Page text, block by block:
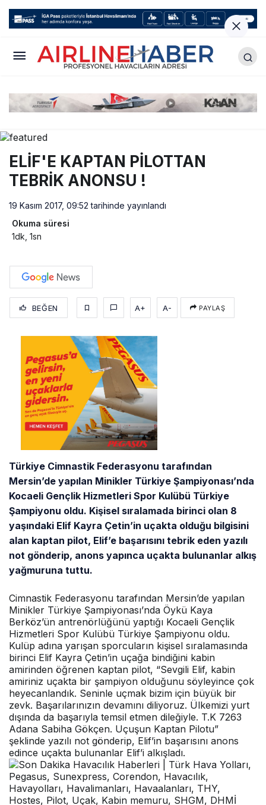
ELİF'E KAPTAN PİLOTTAN
TEBRİK ANONSU !
19 Kasım 2017, 09:52 tarihinde yayınlandı
Okuma süresi
1dk, 1sn
BEĞEN A+ A- PAYLAŞ
Türkiye Cimnastik Federasyonu tarafından
Mersin’de yapılan Minikler Türkiye Şampiyonası’nda
Kocaeli Gençlik Hizmetleri Spor Kulübü Türkiye
Şampiyonu oldu. Kişisel sıralamada birinci olan 8
yaşındaki Elif Kayra Çetin’in uçakta olduğu bilgisini
alan kaptan pilot, Elif’e başarısını tebrik eden yazılı
not gönderip, anons yapınca uçakta bulunanlar alkış
yağmuruna tuttu.
Cimnastik Federasyonu tarafından Mersin’de yapılan
Minikler Türkiye Şampiyonası’nda Öykü Kaya
Berköz’ün antrenörlüğünü yaptığı Kocaeli Gençlik
Hizmetleri Spor Kulübü Türkiye Şampiyonu oldu.
Kulüp adına yarışan sporcuların kişisel sıralamasında
birinci Elif Kayra Çetin’in uçağa bindiğini kabin
amirinden öğrenen kaptan pilot, “Sevgili Elif, kabin
amiriniz uçakta bir şampiyon olduğunu söyleyince çok
heyecanlandık. Seninle uçmak bizim için büyük bir
zevk. Başarılarınızın devamını diliyoruz. Ülkemizi yurt
dışında da başarıyla temsil etmen dileğiyle. T.K 7263
Adana Sabiha Gökçen. Uçuşun Kaptan Pilotu”
şeklinde yazılı not gönderip, Elif’in başarısını anons
edince uçakta bulunanlar Elif’i alkışladı.